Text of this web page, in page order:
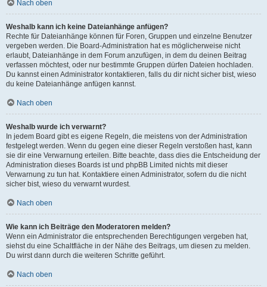
Nach oben
Weshalb kann ich keine Dateianhänge anfügen?
Rechte für Dateianhänge können für Foren, Gruppen und einzelne Benutzer
vergeben werden. Die Board-Administration hat es möglicherweise nicht
erlaubt, Dateianhänge in dem Forum anzufügen, in dem du deinen Beitrag
verfassen möchtest, oder nur bestimmte Gruppen dürfen Dateien hochladen.
Du kannst einen Administrator kontaktieren, falls du dir nicht sicher bist, wieso
du keine Dateianhänge anfügen kannst.
Nach oben
Weshalb wurde ich verwarnt?
In jedem Board gibt es eigene Regeln, die meistens von der Administration
festgelegt werden. Wenn du gegen eine dieser Regeln verstoßen hast, kann
sie dir eine Verwarnung erteilen. Bitte beachte, dass dies die Entscheidung der
Administration dieses Boards ist und phpBB Limited nichts mit dieser
Verwarnung zu tun hat. Kontaktiere einen Administrator, sofern du die nicht
sicher bist, wieso du verwarnt wurdest.
Nach oben
Wie kann ich Beiträge den Moderatoren melden?
Wenn ein Administrator die entsprechenden Berechtigungen vergeben hat,
siehst du eine Schaltfläche in der Nähe des Beitrags, um diesen zu melden.
Du wirst dann durch die weiteren Schritte geführt.
Nach oben